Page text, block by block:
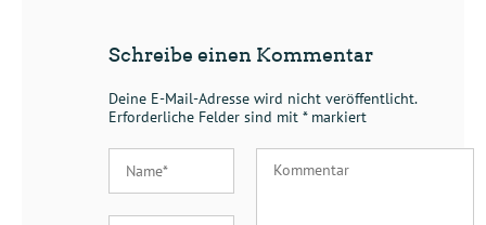
Schreibe einen Kommentar
Deine E-Mail-Adresse wird nicht veröffentlicht.
Erforderliche Felder sind mit *markiert